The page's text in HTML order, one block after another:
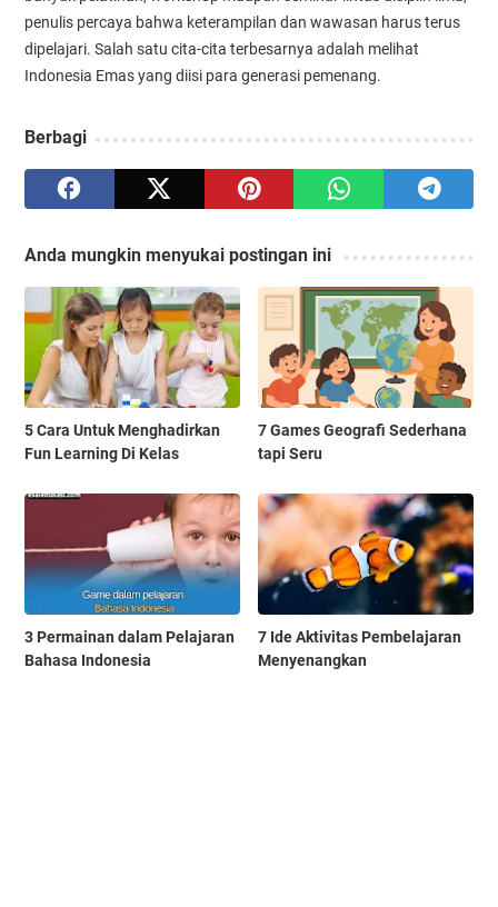
penulis percaya bahwa keterampilan dan wawasan harus terus
dipelajari. Salah satu cita-cita terbesarnya adalah melihat
Indonesia Emas yang diisi para generasi pemenang.
Berbagi
Anda mungkin menyukai postingan ini
5 Cara Untuk Menghadirkan
Fun Learning Di Kelas
7 Games Geografi Sederhana
tapi Seru
3 Permainan dalam Pelajaran
Bahasa Indonesia
7 Ide Aktivitas Pembelajaran
Menyenangkan